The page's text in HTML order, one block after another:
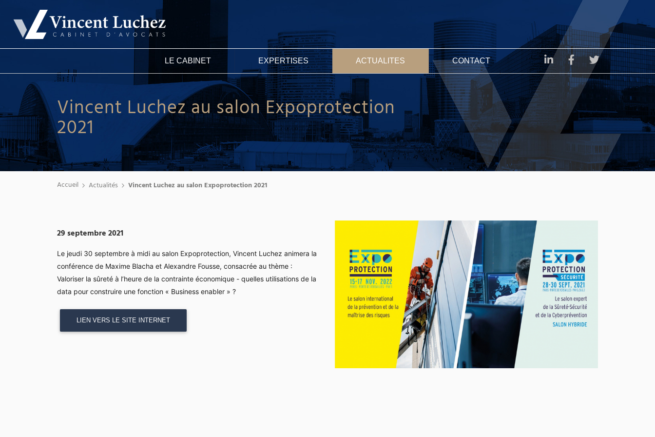
LE CABINET EXPERTISES ACTUALITES CONTACT
Vincent Luchez au salon Expoprotection
2021
Accueil Actualités Vincent Luchez au salon Expoprotection 2021
29 septembre 2021
Le jeudi 30 septembre à midi au salon Expoprotection, Vincent Luchez animera la
conférence de Maxime Blacha et Alexandre Fousse, consacrée au thème :
Valoriser la sûreté à l’heure de la contrainte économique - quelles utilisations de la
data pour construire une fonction « Business enabler » ?
LIEN VERS LE SITE INTERNET